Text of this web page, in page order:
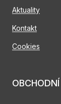
Aktuality
Kontakt
Cookies